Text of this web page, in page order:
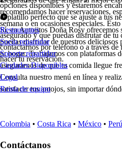
opciones disponibles y estaremos
el platillo perfecto que se ajuste a tus
recomendamos hacer reservaciones,
semana o en ocasiones especiales.
asegurado y que puedas disfrutar de tu
contactarnos por teléfono o a través de
hacer tu reservación.
Sí, en Antojitos Doña Rosy ofrecemos
puedas disfrutar de nuestros
tu hogar. Trabajamos con plataformas
asegurarnos de que tu comida llegue
Consulta nuestro menú en línea y
satisfacer tus antojos, sin importar
Restaurantes
Socio repartidor
Soporte repartidor
Ciudades Disponibles
Legal
Renta de equipo
Colombia • Costa Rica • México • Perú
Contáctanos